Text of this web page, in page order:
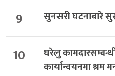
9 सुनसरी घटनाबारे
10
घरेलु
कार्यान्वयनमा श्रम